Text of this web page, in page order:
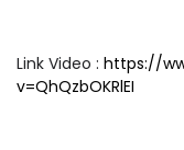
Link Video : https://
v=QhQzbOKRlEI